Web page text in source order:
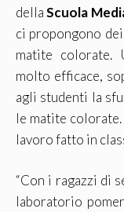
dellaScuola
ci propongono
matite colorate.
molto efficace,
agli studenti la
le matite
lavoro fatto in
“Con i ragazzi di
laboratorio